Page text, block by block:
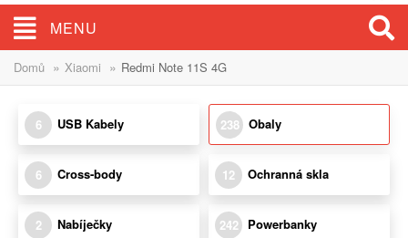
MENU
Domů » Xiaomi » Redmi Note 11S 4G
6 USB Kabely 238 Obaly
6 Cross-body 12 Ochranná skla
2 Nabíječky 242 Powerbanky